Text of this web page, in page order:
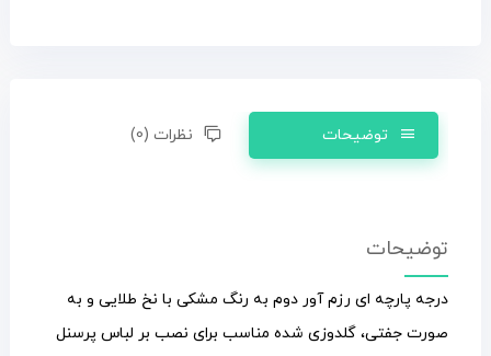
توضیحات نظرات (0)
توضیحات
درجه پارچه ای رزم آور دوم به رنگ مشکی با نخ طلایی و به
صورت جفتی، گلدوزی شده مناسب برای نصب بر لباس پرسنل